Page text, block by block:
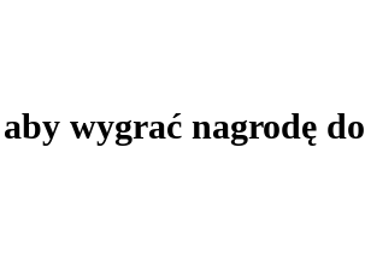
wygrać nagrodę do